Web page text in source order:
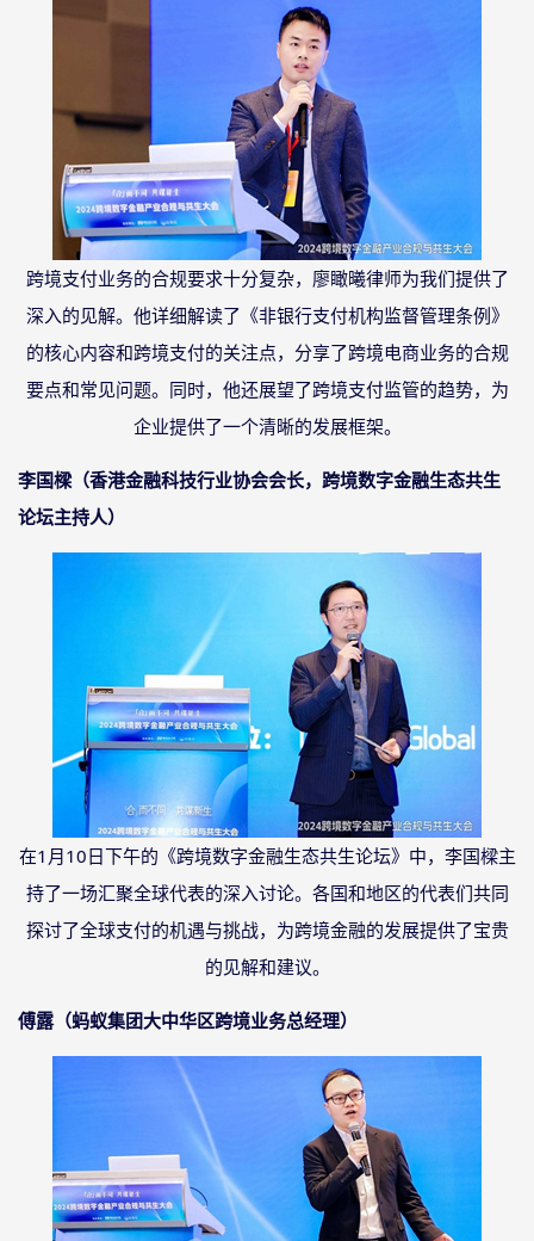
跨境支付业务的合规要求十分复杂，廖瞰曦律师为我们提供了
深入的见解。他详细解读了《非银行支付机构监督管理条例》
的核心内容和跨境支付的关注点，分享了跨境电商业务的合规
要点和常见问题。同时，他还展望了跨境支付监管的趋势，为
企业提供了一个清晰的发展框架。
李国樑（香港金融科技行业协会会长，跨境数字金融生态共生
论坛主持人）
在1月10日下午的《跨境数字金融生态共生论坛》中，李国樑主
持了一场汇聚全球代表的深入讨论。各国和地区的代表们共同
探讨了全球支付的机遇与挑战，为跨境金融的发展提供了宝贵
的见解和建议。
傅露（蚂蚁集团大中华区跨境业务总经理）